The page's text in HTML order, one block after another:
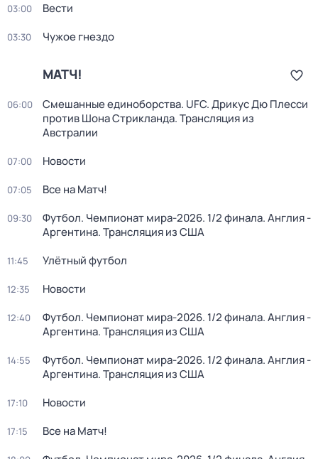
03:00 Вести
03:30 Чужое гнездо
МАТЧ!
06:00
Смешанные единоборства. UFC. Дрикус Дю Плесси
против Шона Стрикланда. Трансляция из
Австралии
07:00 Новости
07:05 Все на Матч!
09:30
Футбол. Чемпионат мира-2026. 1/2 финала. Англия -
Аргентина. Трансляция из США
11:45 Улётный футбол
12:35 Новости
12:40
Футбол. Чемпионат мира-2026. 1/2 финала. Англия -
Аргентина. Трансляция из США
14:55
Футбол. Чемпионат мира-2026. 1/2 финала. Англия -
Аргентина. Трансляция из США
17:10 Новости
17:15 Все на Матч!